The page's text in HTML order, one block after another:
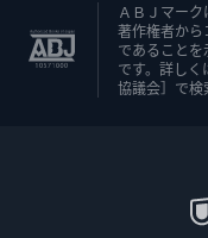
ＡＢＪマーク
著作権者から
であることを
です。詳し
協議会］で検